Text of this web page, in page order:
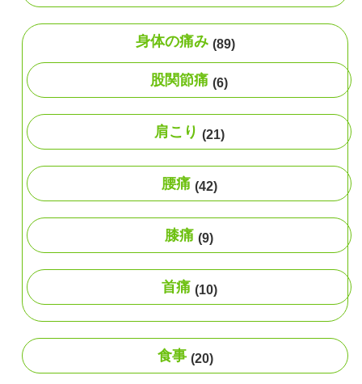
身体の痛み (89)
股関節痛 (6)
肩こり (21)
腰痛 (42)
膝痛 (9)
首痛 (10)
食事 (20)